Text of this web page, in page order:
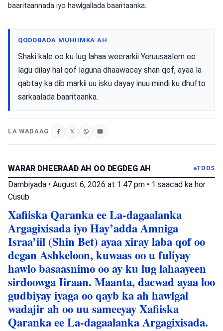
baaritaannada iyo hawlgallada baaritaanka.
QODOBADA MUHIIMKA AH
Shaki kale oo ku lug lahaa weerarkii Yeruusaalem ee
lagu dilay hal qof laguna dhaawacay shan qof, ayaa la
qabtay ka dib markii uu isku dayay inuu mindi ku dhufto
sarkaalada baaritaanka.
LA WADAAG
WARAR DHEERAAD AH OO DEGDEG AH TOOS
Dambiyada • August 6, 2026 at 1:47 pm • 1 saacad ka hor
Cusub
Xafiiska Qaranka ee La-dagaalanka
Argagixisada iyo Hay’adda Amniga
Israa’iil (Shin Bet) ayaa xiray laba qof oo
degan Ashkeloon, kuwaas oo u fuliyay
hawlo basaasnimo oo ay ku lug lahaayeen
sirdoowga Iiraan. Maanta, dacwad ayaa loo
gudbiyay iyaga oo qayb ka ah hawlgal
wadajir ah oo uu sameeyay Xafiiska
Qaranka ee La-dagaalanka Argagixisada.